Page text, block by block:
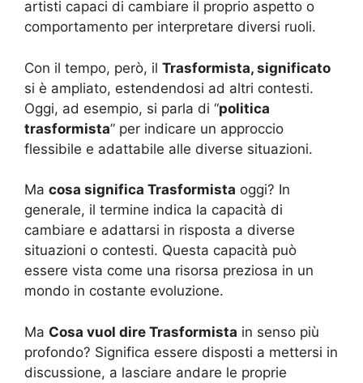
artisti capaci di cambiare il proprio aspetto o
comportamento per interpretare diversi ruoli.
Con il tempo, però, il Trasformista, significato
si è ampliato, estendendosi ad altri contesti.
Oggi, ad esempio, si parla di “politica
trasformista” per indicare un approccio
flessibile e adattabile alle diverse situazioni.
Ma cosa significa Trasformista oggi? In
generale, il termine indica la capacità di
cambiare e adattarsi in risposta a diverse
situazioni o contesti. Questa capacità può
essere vista come una risorsa preziosa in un
mondo in costante evoluzione.
Ma Cosa vuol dire Trasformista in senso più
profondo? Significa essere disposti a mettersi in
discussione, a lasciare andare le proprie